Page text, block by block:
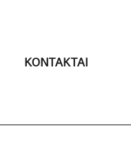
KONTAKTAI